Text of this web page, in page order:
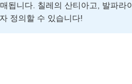
니다. 칠레의 산티아고, 발파라
정의할 수 있습니다!